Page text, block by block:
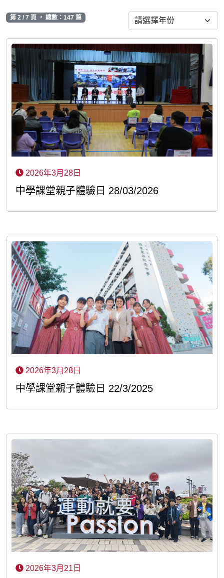
第 2 / 7 頁 ， 總數：147 篇
2026年3月28日
中學課堂親子體驗日 28/03/2026
2026年3月28日
中學課堂親子體驗日 22/3/2025
2026年3月21日